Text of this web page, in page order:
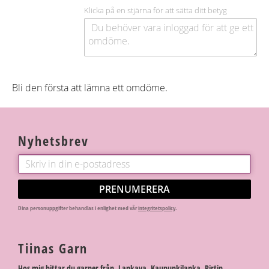
Klicka på en stjärna för att sätta ditt betyg
Bli den första att lämna ett omdöme.
Nyhetsbrev
PRENUMERERA
Dina personuppgifter behandlas i enlighet med vårintegritetspolicy.
Tiinas Garn